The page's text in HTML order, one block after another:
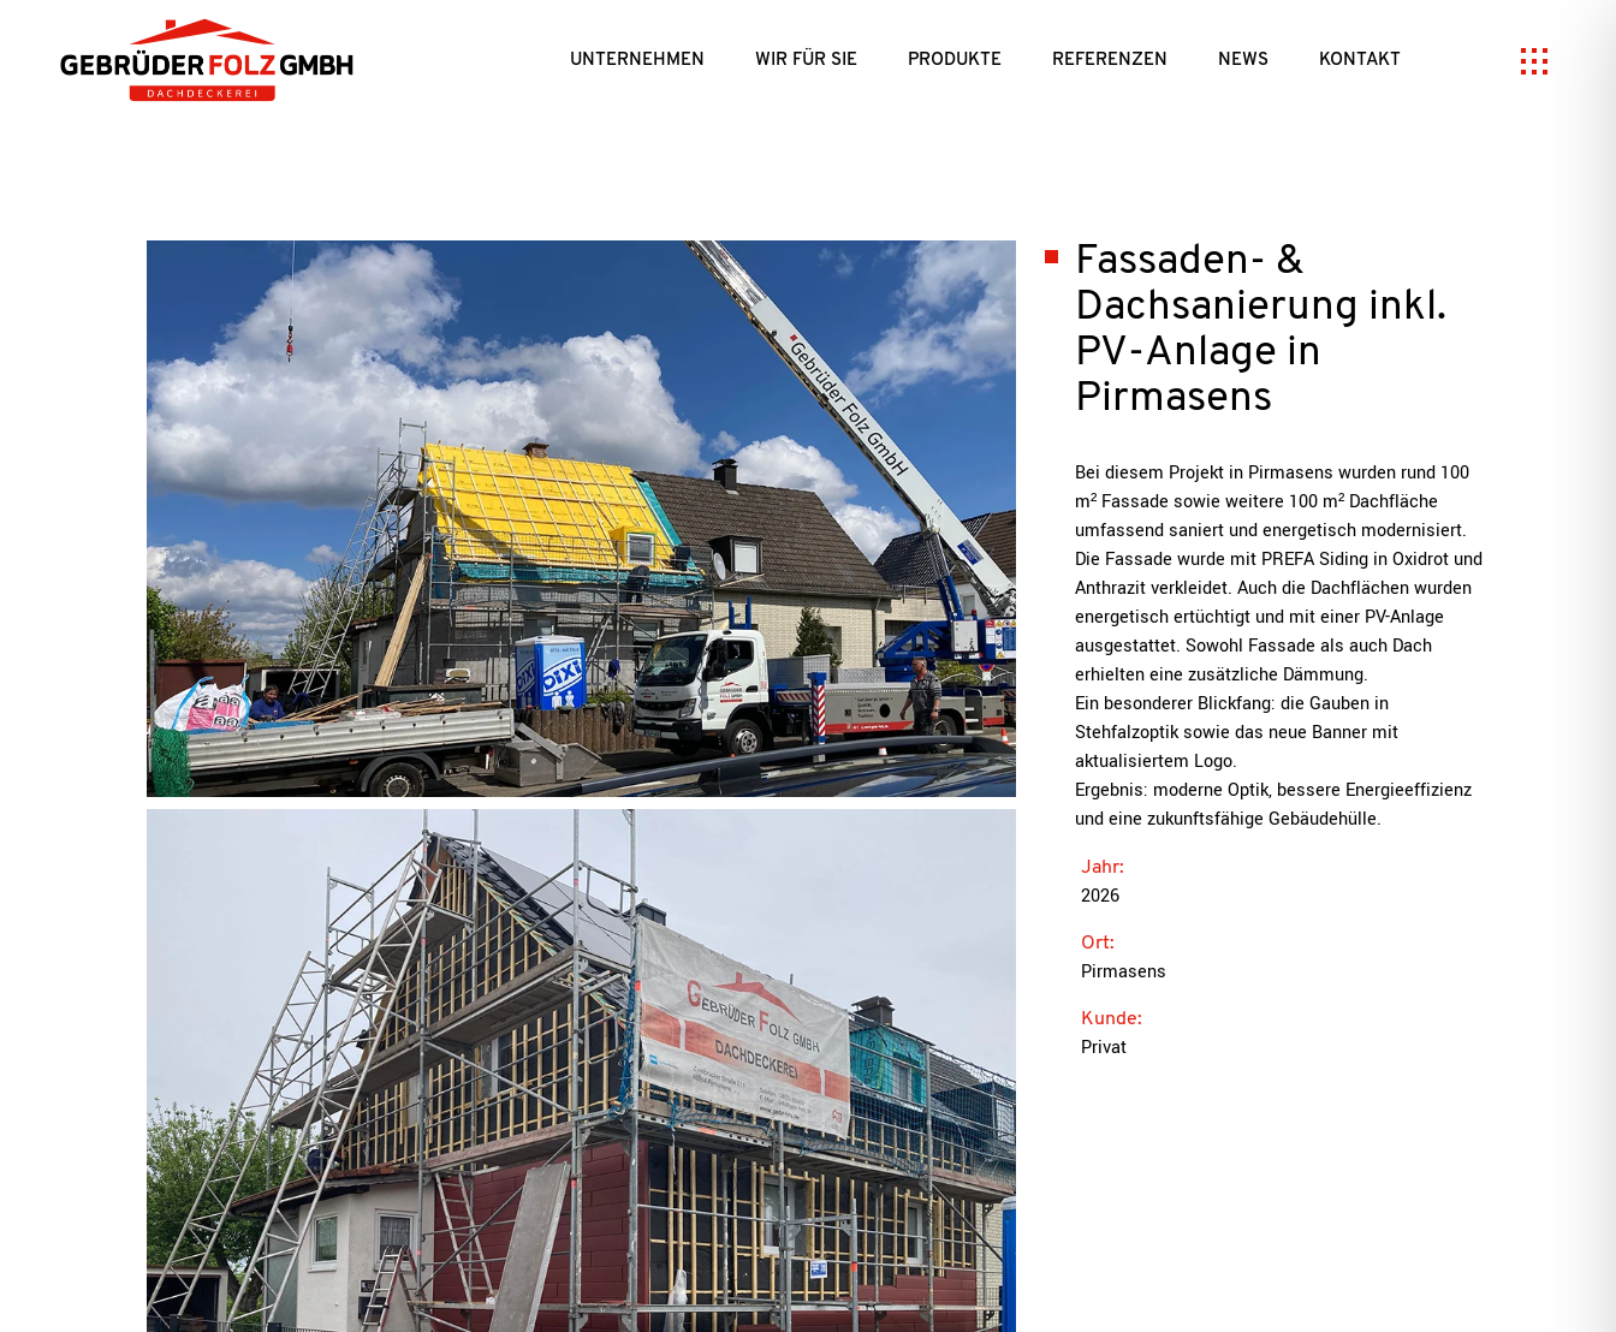
UNTERNEHMEN WIR FÜR SIE PRODUKTE REFERENZEN NEWS KONTAKT
Fassaden- &
Dachsanierung inkl.
PV-Anlage in
Pirmasens
Bei diesem Projekt in Pirmasens wurden rund 100
m² Fassade sowie weitere 100 m² Dachfläche
umfassend saniert und energetisch modernisiert.
Die Fassade wurde mit PREFA Siding in Oxidrot und
Anthrazit verkleidet. Auch die Dachflächen wurden
energetisch ertüchtigt und mit einer PV-Anlage
ausgestattet. Sowohl Fassade als auch Dach
erhielten eine zusätzliche Dämmung.
Ein besonderer Blickfang: die Gauben in
Stehfalzoptik sowie das neue Banner mit
aktualisiertem Logo.
Ergebnis: moderne Optik, bessere Energieeffizienz
und eine zukunftsfähige Gebäudehülle.
Jahr:
2026
Ort:
Pirmasens
Kunde:
Privat